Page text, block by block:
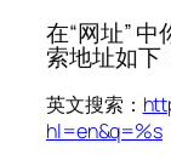
在“网址”
索地址如下
英文搜索：
hl=en&q=%s